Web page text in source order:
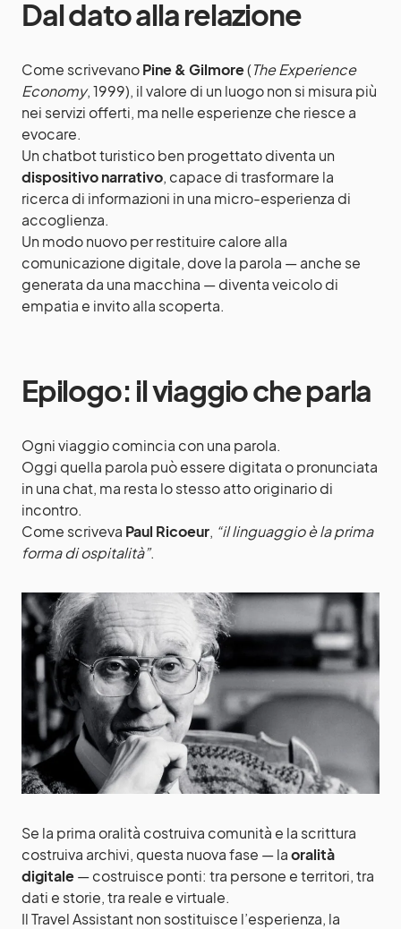
Dal dato alla relazione
Come scrivevanoPine & Gilmore(The Experience
Economy, 1999), il valore di un luogo non si misura più
nei servizi offerti, ma nelle esperienze che riesce a
evocare.
Un chatbot turistico ben progettato diventa un
dispositivo narrativo, capace di trasformare la
ricerca di informazioni in una micro-esperienza di
accoglienza.
Un modo nuovo per restituire calore alla
comunicazione digitale, dove la parola — anche se
generata da una macchina — diventa veicolo di
empatia e invito alla scoperta.
Epilogo: il viaggio che parla
Ogni viaggio comincia con una parola.
Oggi quella parola può essere digitata o pronunciata
in una chat, ma resta lo stesso atto originario di
incontro.
Come scriveva Paul Ricoeur, “il linguaggio è la prima
forma di ospitalità”.
Se la prima oralità costruiva comunità e la scrittura
costruiva archivi, questa nuova fase — laoralità
digitale— costruisce ponti: tra persone e territori, tra
dati e storie, tra reale e virtuale.
Il Travel Assistant non sostituisce l’esperienza, la